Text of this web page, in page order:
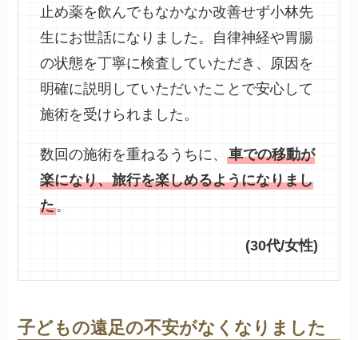
止め薬を飲んでもなかなか改善せず小林先
生にお世話になりました。自律神経や胃腸
の状態を丁寧に検査していただき、原因を
明確に説明していただいたことで安心して
施術を受けられました。
数回の施術を重ねるうちに、車での移動が
楽になり、旅行を楽しめるようになりまし
た。
(30代/女性)
子どもの遠足の不安がなくなりました